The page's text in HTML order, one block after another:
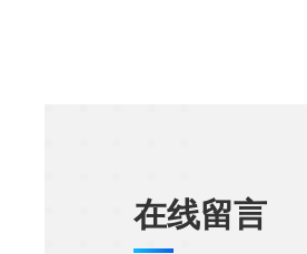
在线留言